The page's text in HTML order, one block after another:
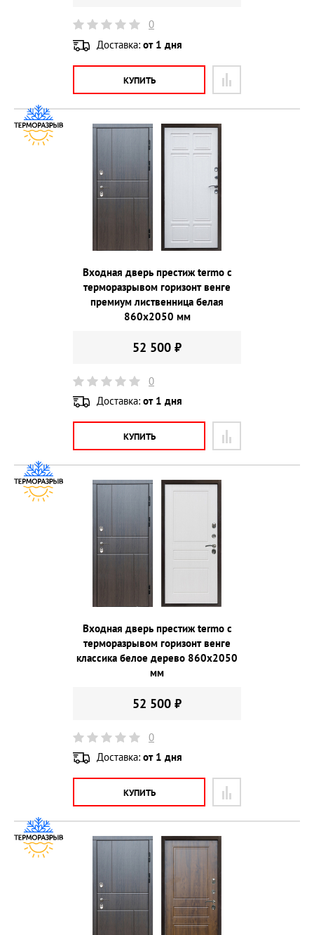
0
Доставка: от 1 дня
КУПИТЬ
Входная дверь престиж termo с
терморазрывом горизонт венге
премиум лиственница белая
860х2050 мм
52 500 ₽
0
Доставка: от 1 дня
КУПИТЬ
Входная дверь престиж termo с
терморазрывом горизонт венге
классика белое дерево 860х2050
мм
52 500 ₽
0
Доставка: от 1 дня
КУПИТЬ